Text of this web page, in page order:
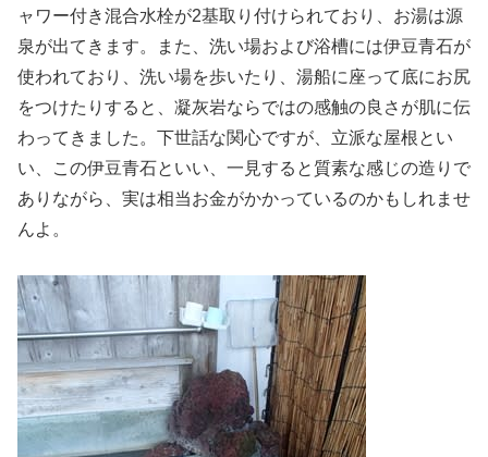
ャワー付き混合水栓が2基取り付けられており、お湯は源
泉が出てきます。また、洗い場および浴槽には伊豆青石が
使われており、洗い場を歩いたり、湯船に座って底にお尻
をつけたりすると、凝灰岩ならではの感触の良さが肌に伝
わってきました。下世話な関心ですが、立派な屋根とい
い、この伊豆青石といい、一見すると質素な感じの造りで
ありながら、実は相当お金がかかっているのかもしれませ
んよ。